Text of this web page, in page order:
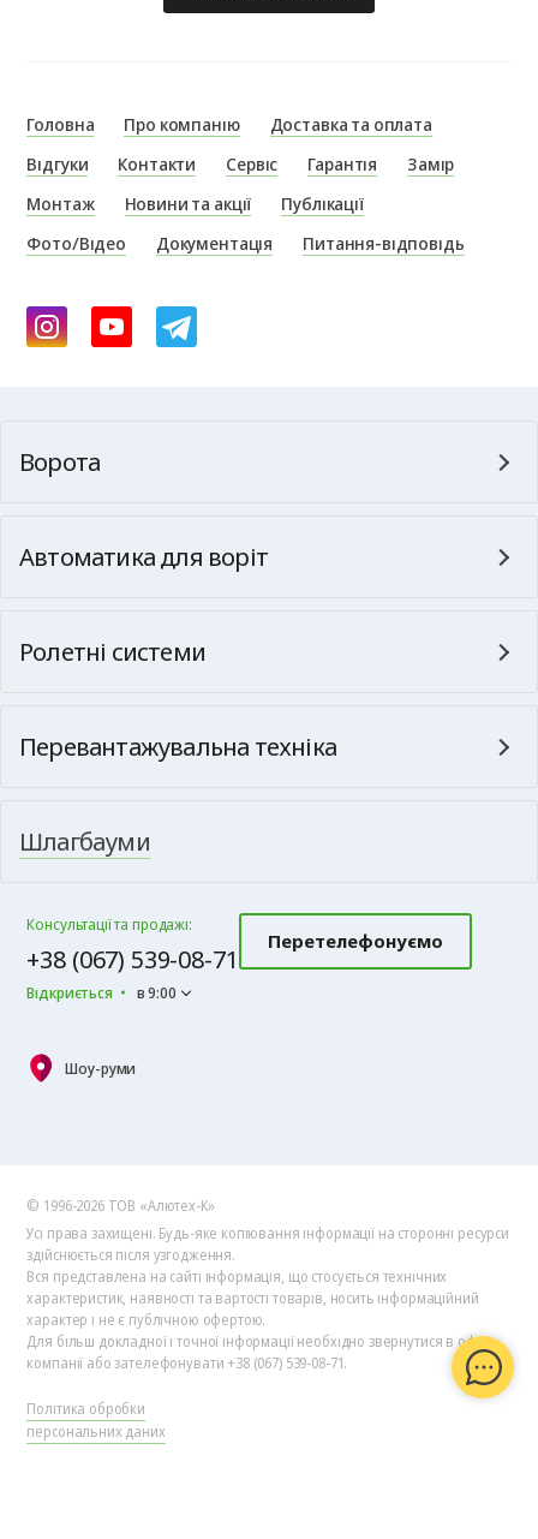
Головна Про компанію
Доставка та оплата
Відгуки
Контакти Сервіс Гарантія
Замір
Монтаж
Новини та акції
Публікації
Фото/Відео
Документація Питання-відповідь
Ворота
Автоматика для воріт
Ролетні системи
Перевантажувальна техніка
Шлагбауми
Консультації та продажі:
+38 (067) 539-08-71
Відкриється в 9:00
Перетелефонуємо
Шоу-руми
© 1996-2026 ТОВ «Алютех‑К»
Усі права захищені. Будь-яке копіювання інформації на сторонні ресурси
здійснюється після узгодження.
Вся представлена на сайті інформація, що стосується технічних
характеристик, наявності та вартості товарів, носить інформаційний
характер і не є публічною офертою.
Для більш докладної і точної інформації необхідно звернутися в офіс
компанії або зателефонувати +38 (067) 539-08-71.
Політика обробки
персональних даних